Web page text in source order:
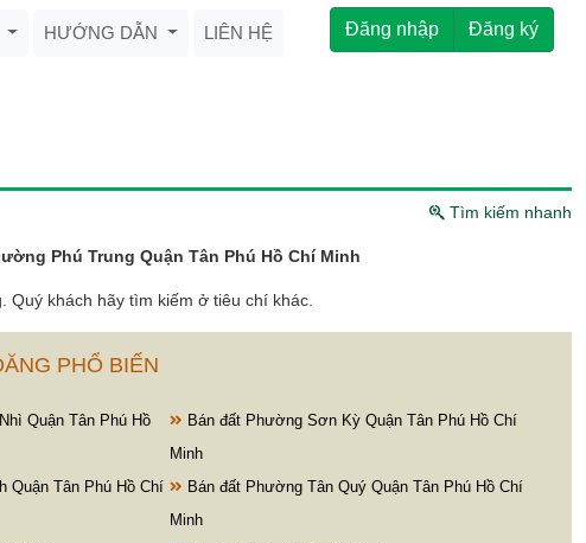
HƯỚNG DẪN LIÊN HỆ Đăng nhập Đăng ký
Tìm kiếm nhanh
Phú Trung Quận Tân Phú Hồ Chí Minh
Quý khách hãy tìm kiếm ở tiêu chí khác.
PHỔ BIẾN
Quận Tân Phú Hồ
Bán đất Phường Sơn Kỳ Quận Tân Phú Hồ Chí
Minh
Quận Tân Phú Hồ Chí
Bán đất Phường Tân Quý Quận Tân Phú Hồ Chí
Minh